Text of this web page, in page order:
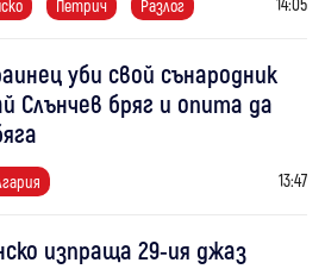
Петрич Разлог
уби свой сънародник
Слънчев бряг и опита да
13:47
изпраща 29-ия джаз